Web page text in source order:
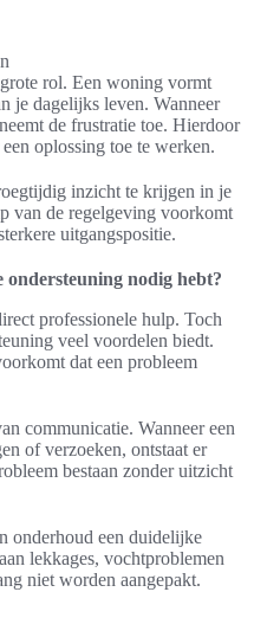
rol. Een woning vormt
je dagelijks leven. Wanneer
de frustratie toe. Hierdoor
oplossing toe te werken.
inzicht te krijgen in je
van de regelgeving voorkomt
uitgangspositie.
ondersteuning nodig hebt?
professionele hulp. Toch
veel voordelen biedt.
dat een probleem
communicatie. Wanneer een
of verzoeken, ontstaat er
bestaan zonder uitzicht
onderhoud een duidelijke
lekkages, vochtproblemen
niet worden aangepakt.